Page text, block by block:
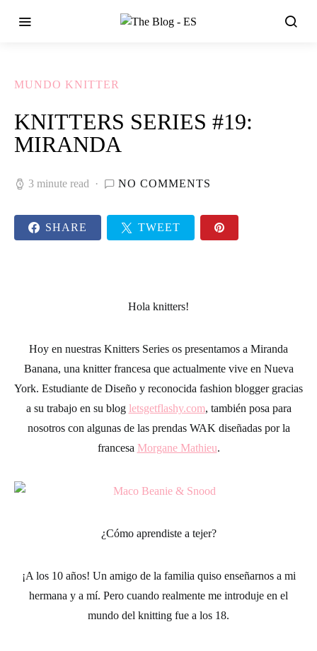
MUNDO KNITTER
KNITTERS SERIES #19:
MIRANDA
3 minute read NO COMMENTS
SHARE TWEET
Hola knitters!
Hoy en nuestras Knitters Series os presentamos a Miranda
Banana, una knitter francesa que actualmente vive en Nueva
York. Estudiante de Diseño y reconocida fashion blogger gracias
a su trabajo en su blog letsgetflashy.com, también posa para
nosotros con algunas de las prendas WAK diseñadas por la
francesa Morgane Mathieu.
¿Cómo aprendiste a tejer?
¡A los 10 años! Un amigo de la familia quiso enseñarnos a mi
hermana y a mí. Pero cuando realmente me introduje en el
mundo del knitting fue a los 18.